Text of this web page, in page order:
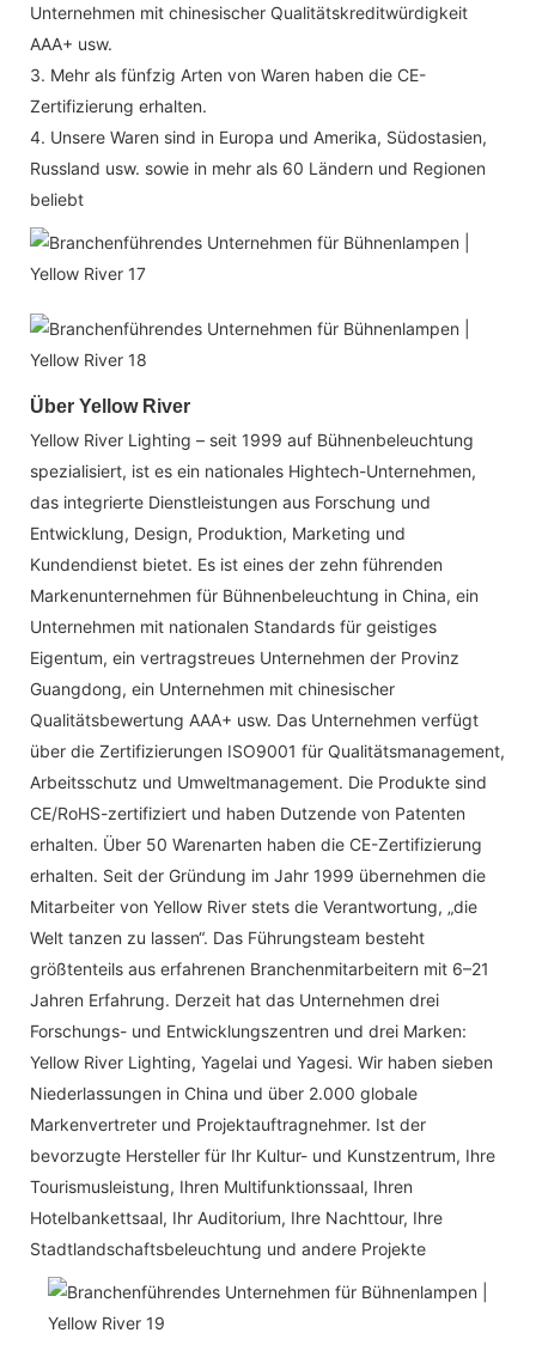
Unternehmen mit chinesischer Qualitätskreditwürdigkeit
AAA+ usw.
3. Mehr als fünfzig Arten von Waren haben die CE-
Zertifizierung erhalten.
4. Unsere Waren sind in Europa und Amerika, Südostasien,
Russland usw. sowie in mehr als 60 Ländern und Regionen
beliebt
Über Yellow River
Yellow River Lighting – seit 1999 auf Bühnenbeleuchtung
spezialisiert, ist es ein nationales Hightech-Unternehmen,
das integrierte Dienstleistungen aus Forschung und
Entwicklung, Design, Produktion, Marketing und
Kundendienst bietet. Es ist eines der zehn führenden
Markenunternehmen für Bühnenbeleuchtung in China, ein
Unternehmen mit nationalen Standards für geistiges
Eigentum, ein vertragstreues Unternehmen der Provinz
Guangdong, ein Unternehmen mit chinesischer
Qualitätsbewertung AAA+ usw. Das Unternehmen verfügt
über die Zertifizierungen ISO9001 für Qualitätsmanagement,
Arbeitsschutz und Umweltmanagement. Die Produkte sind
CE/RoHS-zertifiziert und haben Dutzende von Patenten
erhalten. Über 50 Warenarten haben die CE-Zertifizierung
erhalten. Seit der Gründung im Jahr 1999 übernehmen die
Mitarbeiter von Yellow River stets die Verantwortung, „die
Welt tanzen zu lassen“. Das Führungsteam besteht
größtenteils aus erfahrenen Branchenmitarbeitern mit 6–21
Jahren Erfahrung. Derzeit hat das Unternehmen drei
Forschungs- und Entwicklungszentren und drei Marken:
Yellow River Lighting, Yagelai und Yagesi. Wir haben sieben
Niederlassungen in China und über 2.000 globale
Markenvertreter und Projektauftragnehmer. Ist der
bevorzugte Hersteller für Ihr Kultur- und Kunstzentrum, Ihre
Tourismusleistung, Ihren Multifunktionssaal, Ihren
Hotelbankettsaal, Ihr Auditorium, Ihre Nachttour, Ihre
Stadtlandschaftsbeleuchtung und andere Projekte